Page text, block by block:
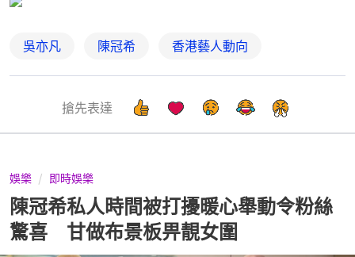
吳亦凡 陳冠希 香港藝人動向
搶先表達
娛樂 即時娛樂
陳冠希私人時間被打擾暖心舉動令粉絲
驚喜 甘做布景板畀靚女圍